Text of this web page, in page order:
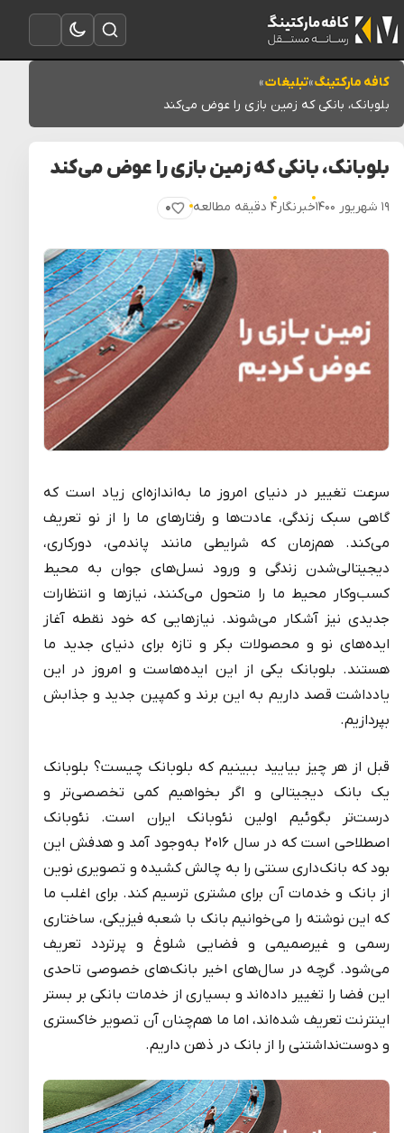
باز کردن منو
تغییر به حالت تاریک
باز کردن جستجو
کافه مارکتینگ»تبلیغات»
بلوبانک، بانکی که زمین بازی را عوض می‌کند
بلوبانک، بانکی که زمین بازی را عوض می‌کند
۱۹ شهریور ۱۴۰۰ خبرنگار۴ دقیقه مطالعه ۰
پسندیدن
سرعت تغییر در دنیای امروز ما به‌اندازه‌ای زیاد است که
گاهی سبک زندگی، عادت‌ها و رفتارهای ما را از نو تعریف
می‌کند. هم‌زمان که شرایطی مانند پاندمی، دورکاری،
دیجیتالی‌شدن زندگی و ورود نسل‌های جوان به محیط
کسب‌وکار محیط ما را متحول می‌کنند، نیازها و انتظارات
جدیدی نیز آشکار می‌شوند. نیازهایی که خود نقطه آغاز
ایده‌های نو و محصولات بکر و تازه برای دنیای جدید ما
هستند. بلوبانک یکی از این ایده‌هاست و امروز در این
یادداشت قصد داریم به این برند و کمپین جدید و جذابش
بپردازیم.
قبل از هر چیز بیایید ببینیم که بلوبانک چیست؟ بلوبانک
یک بانک دیجیتالی و اگر بخواهیم کمی تخصصی‌تر و
درست‌تر بگوئیم اولین نئوبانک ایران است. نئوبانک
اصطلاحی است که در سال ۲۰۱۶ به‌وجود آمد و هدفش این
بود که بانک‌داری سنتی را به چالش کشیده و تصویری نوین
از بانک و خدمات آن برای مشتری ترسیم کند. برای اغلب ما
که این نوشته را می‌خوانیم بانک با شعبه فیزیکی، ساختاری
رسمی و غیرصمیمی و فضایی شلوغ و پرتردد تعریف
می‌شود. گرچه در سال‌های اخیر بانک‌های خصوصی تاحدی
این فضا را تغییر داده‌اند و بسیاری از خدمات بانکی بر بستر
اینترنت تعریف شده‌اند، اما ما هم‌چنان آن تصویر خاکستری
و دوست‌نداشتنی را از بانک در ذهن داریم.